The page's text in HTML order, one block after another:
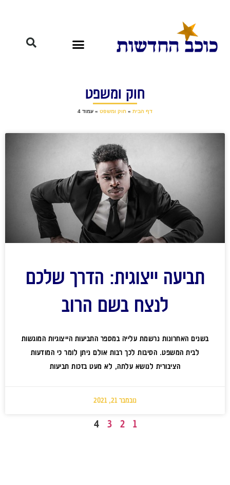
חוק ומשפט
דף הבית » חוק ומשפט » עמוד 4
תביעה ייצוגית: הדרך שלכם
לנצח בשם הרוב
בשנים האחרונות נרשמת עלייה במספר התביעות הייצוגיות המוגשות
לבית המשפט. הסיבות לכך רבות אולם ניתן לומר כי המודעות
הציבורית לנושא עלתה, לא מעט בזכות תביעות
נובמבר 21, 2021
1
2
3
4